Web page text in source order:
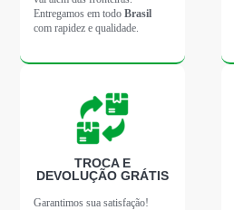
Entregamos em todoBrasil
com rapidez e qualidade.
TROCA E
DEVOLUÇÃO GRÁTIS
Garantimos sua satisfação!